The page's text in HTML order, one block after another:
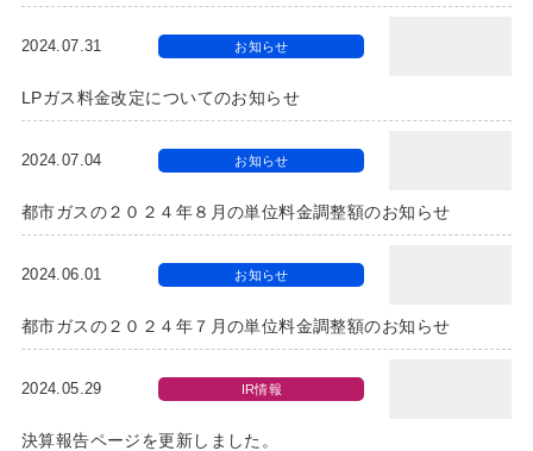
2024.07.31 お知らせ
LPガス料金改定についてのお知らせ
2024.07.04 お知らせ
都市ガスの２０２４年８月の単位料金調整額のお知らせ
2024.06.01 お知らせ
都市ガスの２０２４年７月の単位料金調整額のお知らせ
2024.05.29 IR情報
決算報告ページを更新しました。